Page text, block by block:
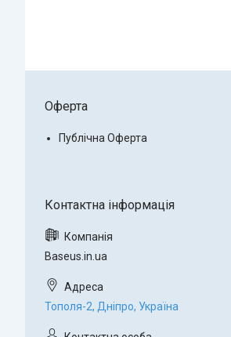
Оферта
Публічна Оферта
Baseus.in.ua
Тополя-2, Дніпро, Україна